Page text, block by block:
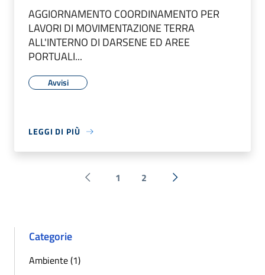
AGGIORNAMENTO COORDINAMENTO PER
LAVORI DI MOVIMENTAZIONE TERRA
ALL'INTERNO DI DARSENE ED AREE
PORTUALI...
Avvisi
LEGGI DI PIÙ
Pagina precedente
1 2 Successiva »
Categorie
Ambiente (1)